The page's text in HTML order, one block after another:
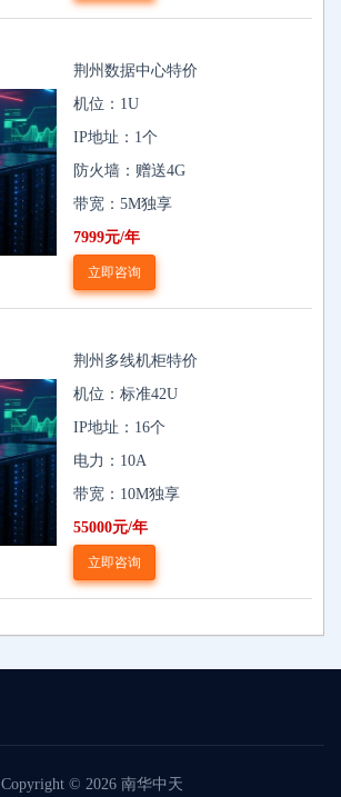
荆州数据中心特价
机位：1U
IP地址：1个
防火墙：赠送4G
带宽：5M独享
7999元/年
立即咨询
荆州多线机柜特价
机位：标准42U
IP地址：16个
电力：10A
带宽：10M独享
55000元/年
立即咨询
Copyright © 2026 南华中天